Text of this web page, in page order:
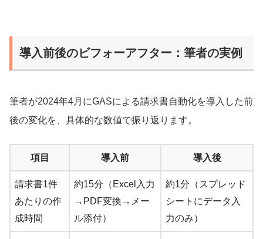
導入前後のビフォーアフター：筆者の実例
筆者が2024年4月にGASによる請求書自動化を導入した前
後の変化を、具体的な数値で振り返ります。
項目 導入前 導入後
請求書1件
あたりの作
成時間
約15分（Excel入力
→PDF変換→メー
ル添付）
約1分（スプレッド
シートにデータ入
力のみ）